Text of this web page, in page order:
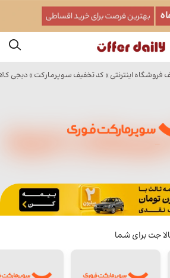
فروشگاه اینترنتی » کد تخفیف سوپرمارکت » دیجی
جت برای شما